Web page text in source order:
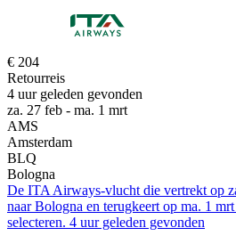
€ 204
Retourreis
4 uur geleden gevonden
za. 27 feb - ma. 1 mrt
AMS
Amsterdam
BLQ
Bologna
De ITA Airways-vlucht die vertrekt op
naar Bologna en terugkeert op ma. 1
selecteren. 4 uur geleden gevonden